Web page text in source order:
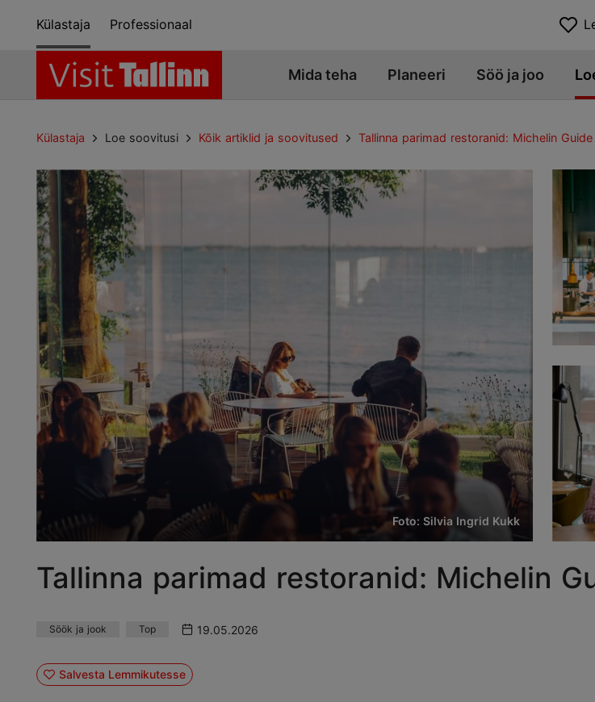
Külastaja Professionaal
Mida teha Planeeri Söö ja joo
Külastaja Loe soovitusi Kõik artiklid ja soovitused Tallinna parimad restoranid: Michelin
Foto: Silvia Ingrid Kukk
Tallinna parimad restoranid: Michelin
Söök ja jook Top 19.05.2026
Salvesta Lemmikutesse